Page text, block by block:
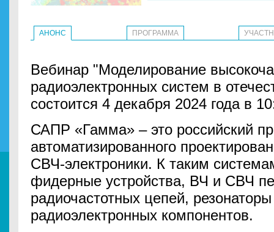
АНОНС ПРОГРАММА
Вебинар "Моделирование
радиоэлектронных систем в
состоится 4 декабря 2024 года в
САПР «Гамма» – это российский
автоматизированного
СВЧ-электроники. К таким
фидерные устройства, ВЧ и СВЧ
радиочастотных цепей,
радиоэлектронных компонентов.